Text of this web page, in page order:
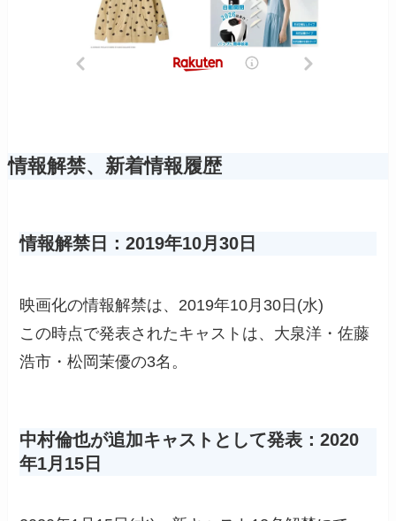
情報解禁、新着情報履歴
情報解禁日：2019年10月30日
映画化の情報解禁は、2019年10月30日(水)
この時点で発表されたキャストは、大泉洋・佐藤
浩市・松岡茉優の3名。
中村倫也が追加キャストとして発表：2020
年1月15日